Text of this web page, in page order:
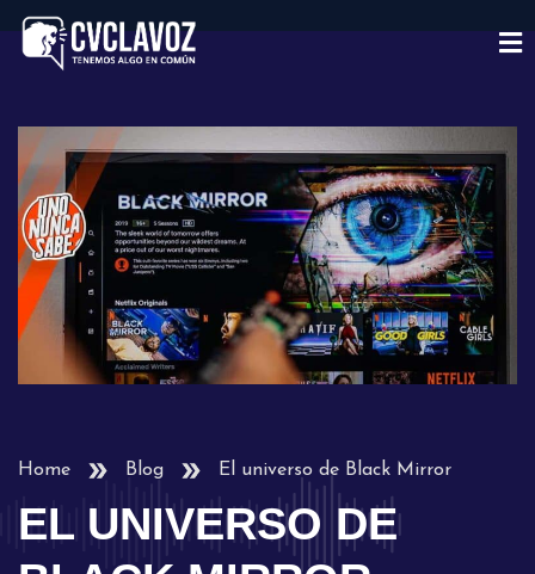
Home Blog El universo de Black Mirror
EL UNIVERSO DE